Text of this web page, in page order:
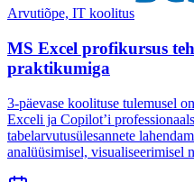
Arvutiõpe, IT koolitus
MS Excel profikursus
praktikumiga
3-päevase koolituse tulemusel
Exceli ja Copilot’i
tabelarvutus­ülesannete
analüüsimisel, visualiseerimisel